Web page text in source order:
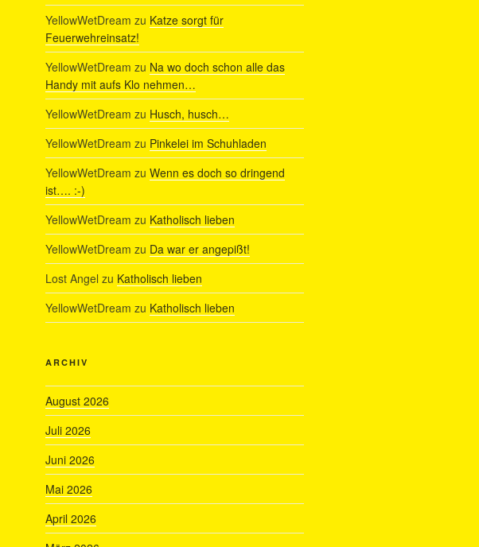
YellowWetDream zu Katze sorgt für
Feuerwehreinsatz!
YellowWetDream zu Na wo doch schon alle das
Handy mit aufs Klo nehmen…
YellowWetDream zu Husch, husch…
YellowWetDream zu Pinkelei im Schuhladen
YellowWetDream zu Wenn es doch so dringend
ist…. :-)
YellowWetDream zu Katholisch lieben
YellowWetDream zu Da war er angepißt!
Lost Angel zu Katholisch lieben
YellowWetDream zu Katholisch lieben
ARCHIV
August 2026
Juli 2026
Juni 2026
Mai 2026
April 2026